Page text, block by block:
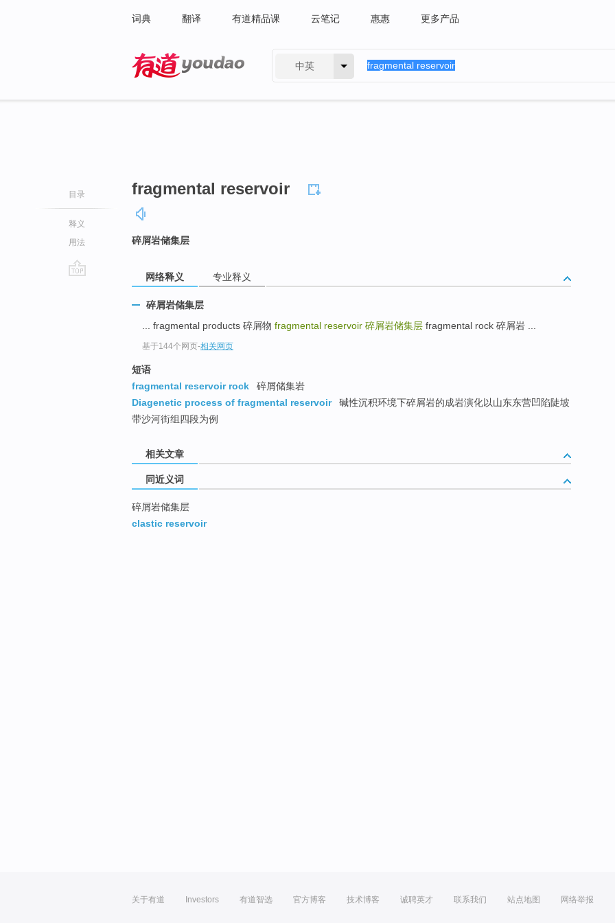
词典 翻译 有道精品课 云笔记 惠惠 更多产品
中英
目录
释义
用法
fragmental reservoir
碎屑岩储集层
网络释义 专业释义
碎屑岩储集层
... fragmental products 碎屑物 fragmental reservoir 碎屑岩储集层 fragmental rock 碎屑岩 ...
基于144个网页-相关网页
短语
fragmental reservoir rock
碎屑储集岩
Diagenetic process of fragmental reservoir
碱性沉积环境下碎屑岩的成岩演化以山东东营凹陷陡坡
带沙河街组四段为例
相关文章
同近义词
碎屑岩储集层
clastic reservoir
关于有道 Investors 有道智选 官方博客 技术博客 诚聘英才 联系我们 站点地图 网络举报